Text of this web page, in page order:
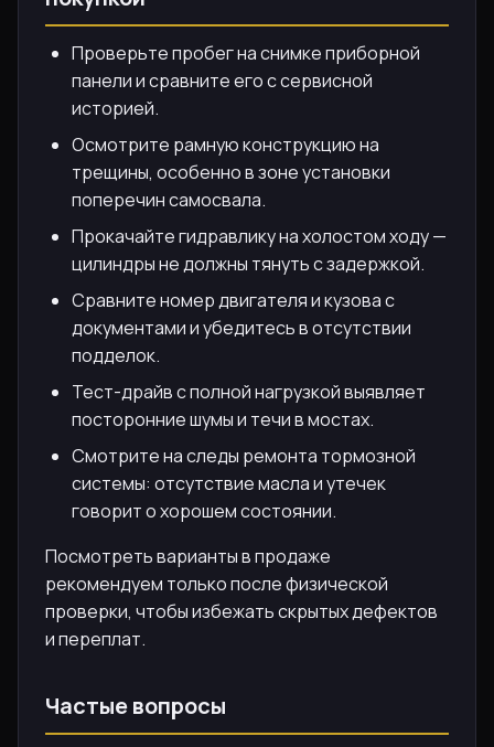
Проверьте пробег на снимке приборной
панели и сравните его с сервисной
историей.
Осмотрите рамную конструкцию на
трещины, особенно в зоне установки
поперечин самосвала.
Прокачайте гидравлику на холостом ходу —
цилиндры не должны тянуть с задержкой.
Сравните номер двигателя и кузова с
документами и убедитесь в отсутствии
подделок.
Тест-драйв с полной нагрузкой выявляет
посторонние шумы и течи в мостах.
Смотрите на следы ремонта тормозной
системы: отсутствие масла и утечек
говорит о хорошем состоянии.
Посмотреть варианты в продаже
рекомендуем только после физической
проверки, чтобы избежать скрытых дефектов
и переплат.
Частые вопросы